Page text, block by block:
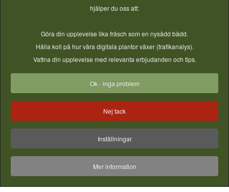
Läs mer Läs mer
Inspiration - Ta Vara på skörden
Bilder & filmer från instagram - vill du synas här? - Tagga din
bild med #gjordnära
hjälper du oss att:
Göra din upplevelse lika fräsch som en nysådd bädd.
Hålla koll på hur våra digitala plantor växer (trafikanalys).
Vattna din upplevelse med relevanta erbjudanden och tips.
Ok - inga problem
Nej tack
Inställningar
Mer information